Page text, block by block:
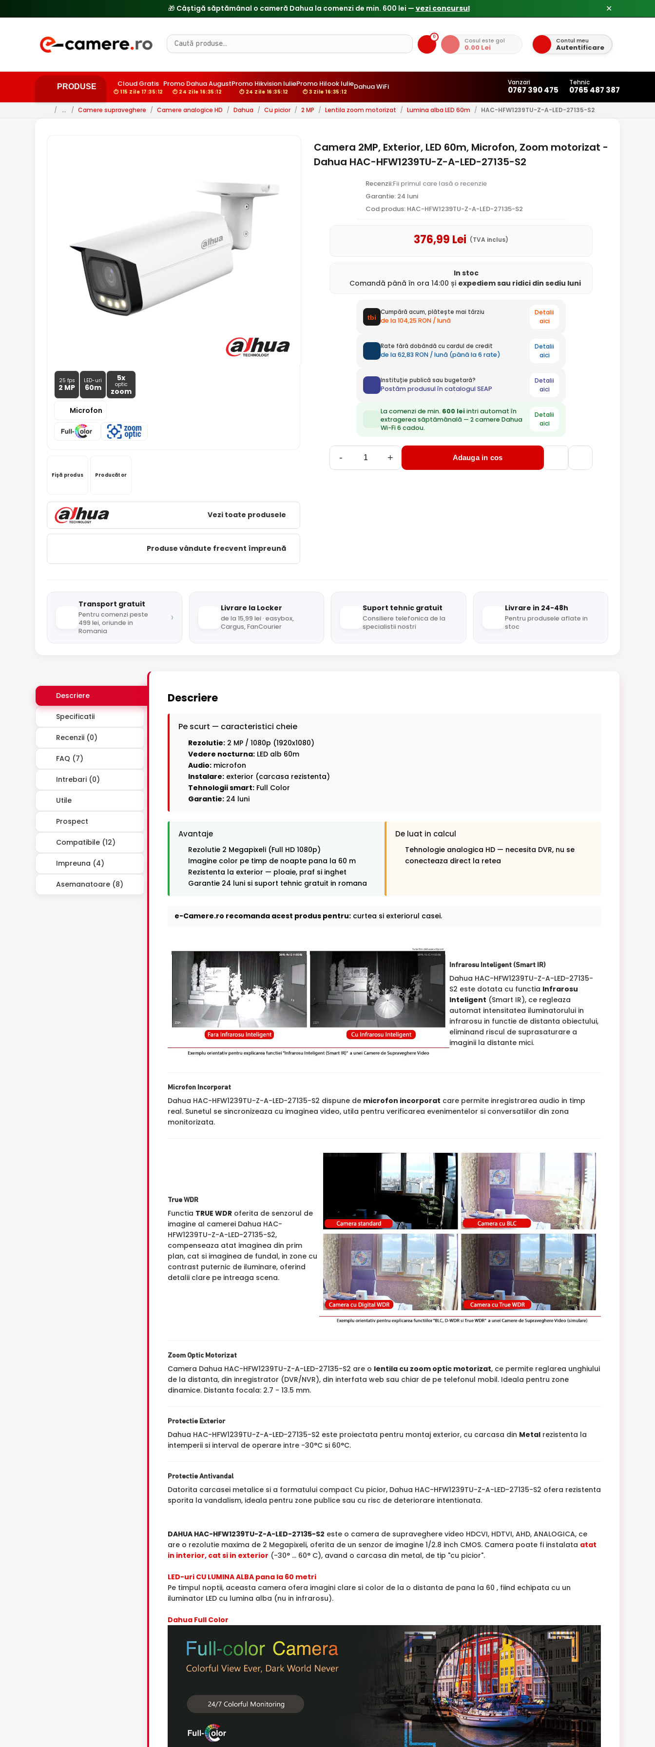
🔥Reduceri de pana la 25% doar in luna iulie → Vezi ofertele ✕
0 Cosul este gol
0.00 Lei
Contul meu
Autentificare
PRODUSE Cloud Gratis
⏱ 115 Zile 17:35:10
Promo Dahua August
⏱ 24 Zile 16:35:10
Promo Hikvision Iulie
⏱ 24 Zile 16:35:10
Promo Hilook Iulie
⏱ 3 Zile 16:35:10
Dahua WiFi Vanzari
0767 390 475
Tehnic
0765 487 387
/ … / Camere supraveghere / Camere analogice HD / Dahua / Cu picior / 2 MP / Lentila zoom motorizat / Lumina alba LED 60m / HAC-HFW1239TU-Z-A-LED-27135-S2
25 fps
2 MP
LED-uri
60m
5x
optic
zoom
Microfon
Fișă produs Producător
Vezi toate produsele
Produse vândute frecvent împreună
Camera 2MP, Exterior, LED 60m, Microfon, Zoom motorizat -
Dahua HAC-HFW1239TU-Z-A-LED-27135-S2
Recenzii:Fii primul care lasă o recenzie
Garantie: 24 luni
Cod produs: HAC-HFW1239TU-Z-A-LED-27135-S2
376,99 Lei (TVA inclus)
In stoc
Comandă până în ora 14:00 și expediemsau ridici din sediu luni
Cumpără acum, plătește mai târziu
de la 104,25 RON / lună
Detalii
aici
Rate fără dobândă cu cardul de credit
de la 62,83 RON / lună (până la 6 rate)
Detalii
aici
Instituție publică sau bugetară?
Postăm produsul în catalogul SEAP
Detalii
aici
La comenzi de min. 600 leiintri automat în
extragerea săptămânală — 2 camere Dahua
Wi-Fi 6 cadou.
Detalii
aici
- + Adauga in cos
Transport gratuit
Pentru comenzi peste
499 lei, oriunde in
Romania
›
Livrare la Locker
de la 15,99 lei · easybox,
Cargus, FanCourier
Suport tehnic gratuit
Consiliere telefonica de la
specialistii nostri
Livrare in 24-48h
Pentru produsele aflate in
stoc
Descriere
Specificatii
Recenzii (0)
FAQ (7)
Intrebari (0)
Utile
Prospect
Compatibile (12)
Impreuna (4)
Asemanatoare (8)
Descriere
Pe scurt — caracteristici cheie
Rezolutie: 2 MP / 1080p (1920x1080)
Vedere nocturna: LED alb 60m
Audio: microfon
Instalare: exterior (carcasa rezistenta)
Tehnologii smart: Full Color
Garantie: 24 luni
Avantaje
Rezolutie 2 Megapixeli (Full HD 1080p)
Imagine color pe timp de noapte pana la 60 m
Rezistenta la exterior — ploaie, praf si inghet
Garantie 24 luni si suport tehnic gratuit in romana
De luat in calcul
Tehnologie analogica HD — necesita DVR, nu se
conecteaza direct la retea
e-Camere.ro recomanda acest produs pentru: curtea si exteriorul casei.
Infrarosu Inteligent (Smart IR)
Dahua HAC-HFW1239TU-Z-A-LED-27135-
S2 este dotata cu functia Infrarosu
Inteligent (Smart IR), ce regleaza
automat intensitatea iluminatorului in
infrarosu in functie de distanta obiectului,
eliminand riscul de suprasaturare a
imaginii la distante mici.
Microfon Incorporat
Dahua HAC-HFW1239TU-Z-A-LED-27135-S2 dispune de microfon incorporat care permite inregistrarea audio in timp
real. Sunetul se sincronizeaza cu imaginea video, utila pentru verificarea evenimentelor si conversatiilor din zona
monitorizata.
True WDR
Functia TRUE WDR oferita de senzorul de
imagine al camerei Dahua HAC-
HFW1239TU-Z-A-LED-27135-S2,
compenseaza atat imaginea din prim
plan, cat si imaginea de fundal, in zone cu
contrast puternic de iluminare, oferind
detalii clare pe intreaga scena.
Zoom Optic Motorizat
Camera Dahua HAC-HFW1239TU-Z-A-LED-27135-S2 are o lentila cu zoom optic motorizat, ce permite reglarea unghiului
de la distanta, din inregistrator (DVR/NVR), din interfata web sau chiar de pe telefonul mobil. Ideala pentru zone
dinamice. Distanta focala: 2.7 - 13.5 mm.
Protectie Exterior
Dahua HAC-HFW1239TU-Z-A-LED-27135-S2 este proiectata pentru montaj exterior, cu carcasa din Metal rezistenta la
intemperii si interval de operare intre -30°C si 60°C.
Protectie Antivandal
Datorita carcasei metalice si a formatului compact Cu picior, Dahua HAC-HFW1239TU-Z-A-LED-27135-S2 ofera rezistenta
sporita la vandalism, ideala pentru zone publice sau cu risc de deteriorare intentionata.
DAHUA HAC-HFW1239TU-Z-A-LED-27135-S2 este o camera de supraveghere video HDCVI, HDTVI, AHD, ANALOGICA, ce
are o rezolutie maxima de 2 Megapixeli, oferita de un senzor de imagine 1/2.8 inch CMOS. Camera poate fi instalata atat
in interior, cat si in exterior (-30° ... 60° C), avand o carcasa din metal, de tip "cu picior".
LED-uri CU LUMINA ALBA pana la 60 metri
Pe timpul noptii, aceasta camera ofera imagini clare si color de la o distanta de pana la 60 , fiind echipata cu un
iluminator LED cu lumina alba (nu in infrarosu).
Dahua Full Color